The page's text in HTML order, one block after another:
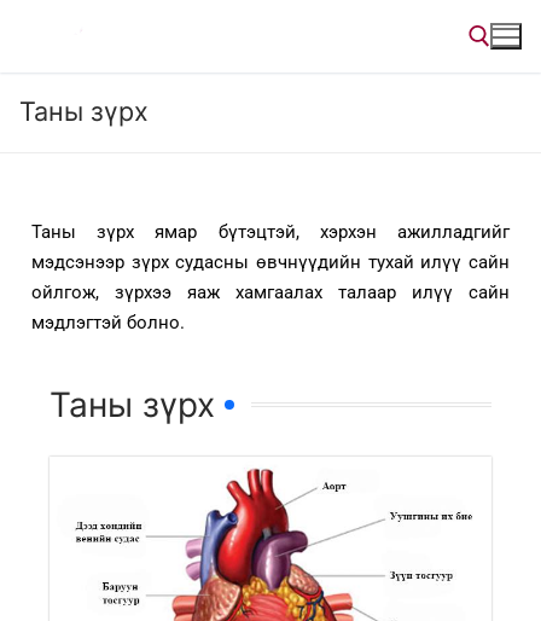
Таны зүрх
Таны зүрх ямар бүтэцтэй, хэрхэн ажилладгийг
мэдсэнээр зүрх судасны өвчнүүдийн тухай илүү сайн
ойлгож, зүрхээ яаж хамгаалах талаар илүү сайн
мэдлэгтэй болно.
Таны зүрх